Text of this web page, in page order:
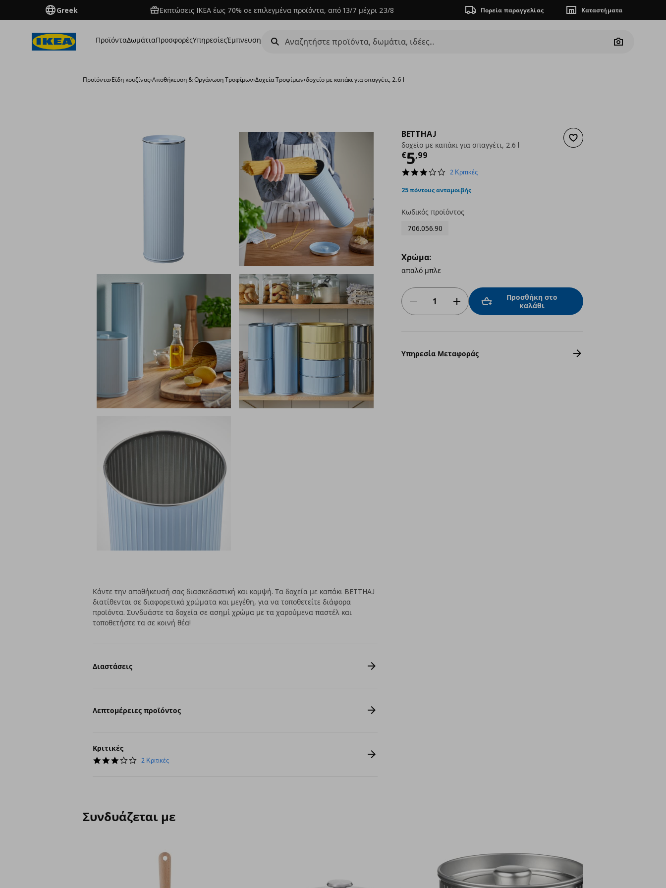
Greek Εκπτώσεις IKEA έως 70% σε επιλεγμένα προϊόντα, από 13/7 μέχρι 23/8 Πορεία παραγγελίας Καταστήματα
ΠροϊόνταΔωμάτιαΠροσφορέςΥπηρεσίεςΈμπνευση
Camera
Προϊόντα›Είδη κουζίνας›Αποθήκευση & Οργάνωση Τροφίμων›Δοχεία Τροφίμων›δοχείο με καπάκι για σπαγγέτι, 2.6 l
Προσθήκη στα αγαπημένα
BETTHAJ
δοχείο με καπάκι για σπαγγέτι, 2.6 l
€5,99
Τρέχουσα τιμή
3.0
rating
2 Κριτικές
25 πόντους ανταμοιβής
Κωδικός προϊόντος
706.056.90
Χρώμα:
απαλό μπλε
Προσθήκη στο
καλάθι
Υπηρεσία Μεταφοράς
Κάντε την αποθήκευσή σας διασκεδαστική και κομψή. Τα δοχεία με καπάκι BETTHAJ
διατίθενται σε διαφορετικά χρώματα και μεγέθη, για να τοποθετείτε διάφορα
προϊόντα. Συνδυάστε τα δοχεία σε ασημί χρώμα με τα χαρούμενα παστέλ και
τοποθετήστε τα σε κοινή θέα!
Διαστάσεις
Λεπτομέρειες προϊόντος
Κριτικές
3.0
2 Κριτικές
Συνδυάζεται με